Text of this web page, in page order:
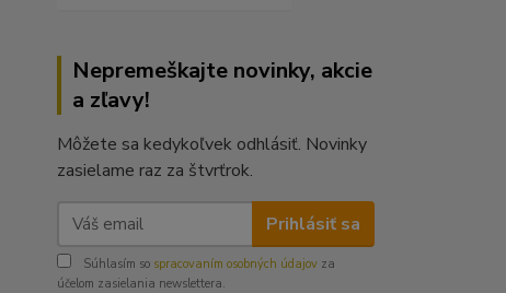
Nepremeškajte novinky, akcie
a zľavy!
Môžete sa kedykoľvek odhlásiť. Novinky
zasielame raz za štvrťrok.
Prihlásiť sa
Súhlasím so spracovaním osobných údajov za
účelom zasielania newslettera.